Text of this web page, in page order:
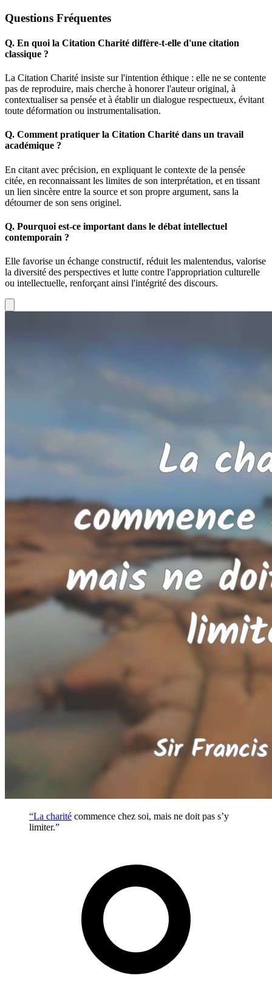
Questions Fréquentes
Q. En quoi la Citation Charité diffère-t-elle d'une citation
classique ?
La Citation Charité insiste sur l'intention éthique : elle ne se contente
pas de reproduire, mais cherche à honorer l'auteur original, à
contextualiser sa pensée et à établir un dialogue respectueux, évitant
toute déformation ou instrumentalisation.
Q. Comment pratiquer la Citation Charité dans un travail
académique ?
En citant avec précision, en expliquant le contexte de la pensée
citée, en reconnaissant les limites de son interprétation, et en tissant
un lien sincère entre la source et son propre argument, sans la
détourner de son sens originel.
Q. Pourquoi est-ce important dans le débat intellectuel
contemporain ?
Elle favorise un échange constructif, réduit les malentendus, valorise
la diversité des perspectives et lutte contre l'appropriation culturelle
ou intellectuelle, renforçant ainsi l'intégrité des discours.
“La charité commence chez soi, mais ne doit pas s’y
limiter.”